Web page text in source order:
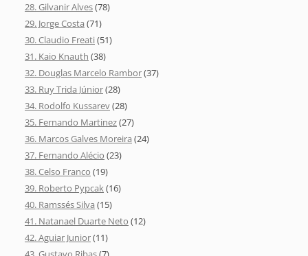
28. Gilvanir Alves(78)
29. Jorge Costa (71)
30. Claudio Freati(51)
31. Kaio Knauth (38)
32. Douglas Marcelo Rambor(37)
33. Ruy Trida Júnior(28)
34. Rodolfo Kussarev(28)
35. Fernando Martinez(27)
36. Marcos Galves Moreira (24)
37. Fernando Alécio (23)
38. Celso Franco (19)
39. Roberto Pypcak(16)
40. Ramssés Silva (15)
41. Natanael Duarte Neto (12)
42. Aguiar Junior(11)